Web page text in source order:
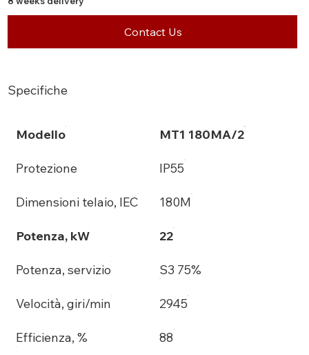
Contact Us
Specifiche
Modello MT1 180MA/2
Protezione IP55
Dimensioni telaio, IEC 180M
Potenza, kW 22
Potenza, servizio S3 75%
Velocità, giri/min 2945
Efficienza, % 88